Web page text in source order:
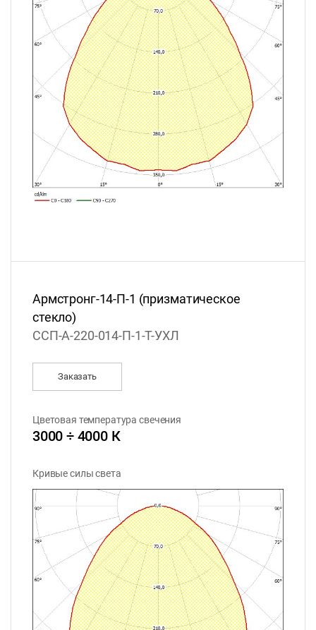
Армстронг-14-П-1 (призматическое
стекло)
ССП-А-220-014-П-1-Т-УХЛ
Заказать
Цветовая температура свечения
3000 ÷ 4000 К
Кривые силы света